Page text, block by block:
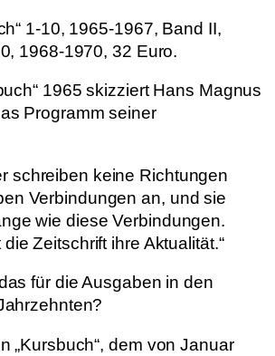
1-10, 1965-1967, Band II,
1968-1970, 32 Euro.
1965 skizziert Hans Magnus
Programm seiner
schreiben keine Richtungen
Verbindungen an, und sie
wie diese Verbindungen.
Zeitschrift ihre Aktualität.“
für die Ausgaben in den
„Kursbuch“, dem von Januar